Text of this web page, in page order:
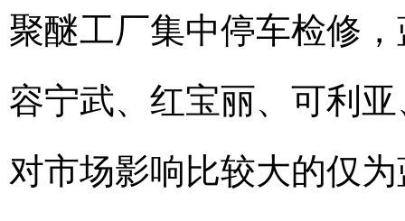
聚醚工厂集中停车检修
容宁武、红宝丽、可利
对市场影响比较大的仅